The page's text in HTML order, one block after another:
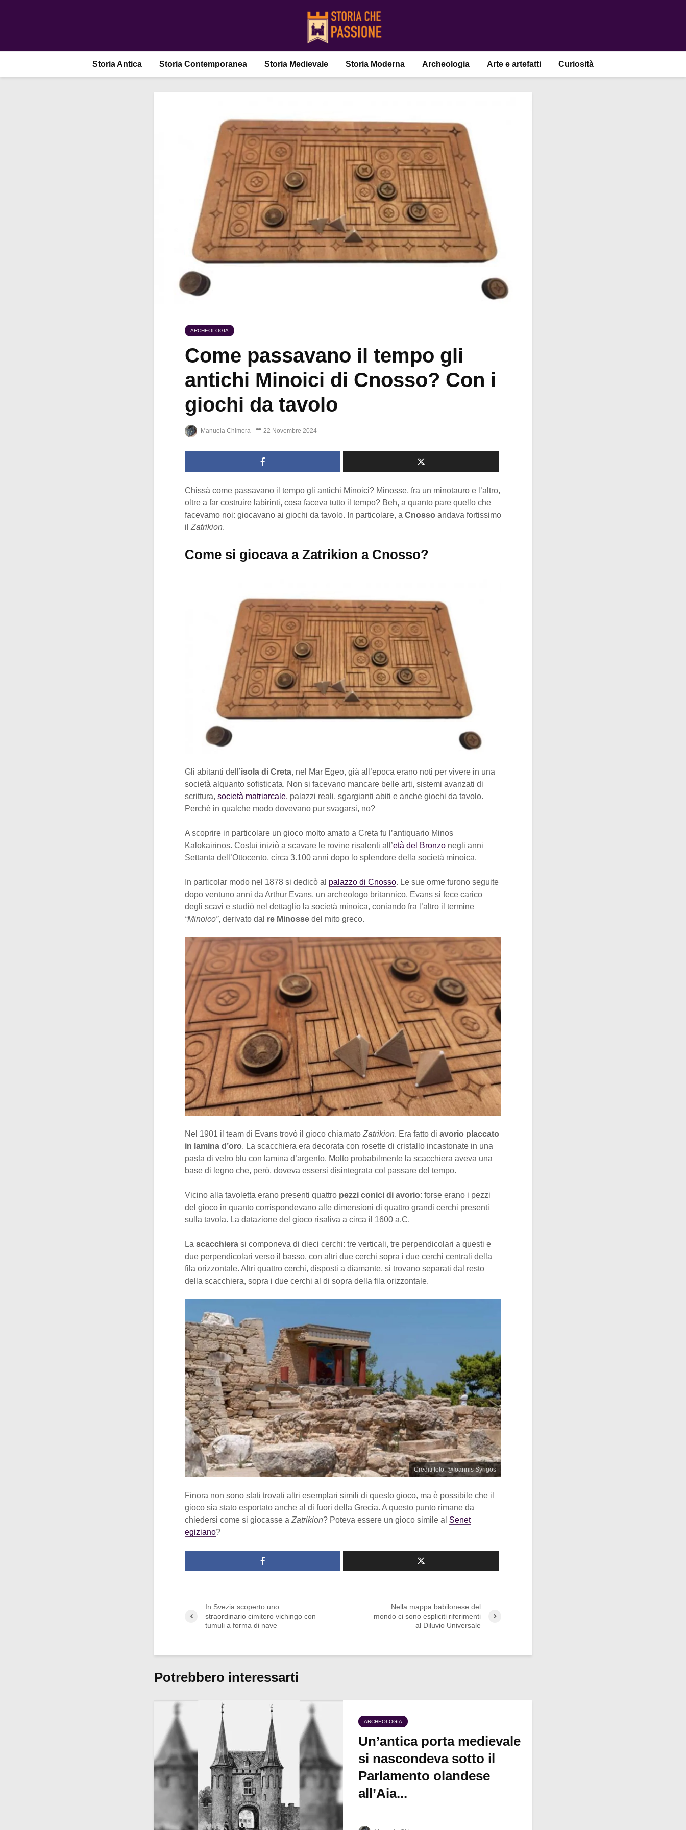
Storia Antica Storia Contemporanea Storia Medievale Storia Moderna Archeologia Arte e artefatti Curiosità
ARCHEOLOGIA
Come passavano il tempo gli
antichi Minoici di Cnosso? Con i
giochi da tavolo
Manuela Chimera 22 Novembre 2024
Chissà come passavano il tempo gli antichi Minoici? Minosse, fra un minotauro e l’altro,
oltre a far costruire labirinti, cosa faceva tutto il tempo? Beh, a quanto pare quello che
facevamo noi: giocavano ai giochi da tavolo. In particolare, a Cnosso andava fortissimo
il Zatrikion.
Come si giocava a Zatrikion a Cnosso?
Gli abitanti dell’isola di Creta, nel Mar Egeo, già all’epoca erano noti per vivere in una
società alquanto sofisticata. Non si facevano mancare belle arti, sistemi avanzati di
scrittura, società matriarcale, palazzi reali, sgargianti abiti e anche giochi da tavolo.
Perché in qualche modo dovevano pur svagarsi, no?
A scoprire in particolare un gioco molto amato a Creta fu l’antiquario Minos
Kalokairinos. Costui iniziò a scavare le rovine risalenti all’età del Bronzo negli anni
Settanta dell’Ottocento, circa 3.100 anni dopo lo splendore della società minoica.
In particolar modo nel 1878 si dedicò al palazzo di Cnosso. Le sue orme furono seguite
dopo ventuno anni da Arthur Evans, un archeologo britannico. Evans si fece carico
degli scavi e studiò nel dettaglio la società minoica, coniando fra l’altro il termine
“Minoico”, derivato dal re Minosse del mito greco.
Nel 1901 il team di Evans trovò il gioco chiamato Zatrikion. Era fatto di avorio placcato
in lamina d’oro. La scacchiera era decorata con rosette di cristallo incastonate in una
pasta di vetro blu con lamina d’argento. Molto probabilmente la scacchiera aveva una
base di legno che, però, doveva essersi disintegrata col passare del tempo.
Vicino alla tavoletta erano presenti quattro pezzi conici di avorio: forse erano i pezzi
del gioco in quanto corrispondevano alle dimensioni di quattro grandi cerchi presenti
sulla tavola. La datazione del gioco risaliva a circa il 1600 a.C.
La scacchiera si componeva di dieci cerchi: tre verticali, tre perpendicolari a questi e
due perpendicolari verso il basso, con altri due cerchi sopra i due cerchi centrali della
fila orizzontale. Altri quattro cerchi, disposti a diamante, si trovano separati dal resto
della scacchiera, sopra i due cerchi al di sopra della fila orizzontale.
Crediti foto: @Ioannis Syrigos
Finora non sono stati trovati altri esemplari simili di questo gioco, ma è possibile che il
gioco sia stato esportato anche al di fuori della Grecia. A questo punto rimane da
chiedersi come si giocasse a Zatrikion? Poteva essere un gioco simile al Senet
egiziano?
In Svezia scoperto uno
straordinario cimitero vichingo con
tumuli a forma di nave
Nella mappa babilonese del
mondo ci sono espliciti riferimenti
al Diluvio Universale
Potrebbero interessarti
ARCHEOLOGIA
Un’antica porta medievale
si nascondeva sotto il
Parlamento olandese
all’Aia...